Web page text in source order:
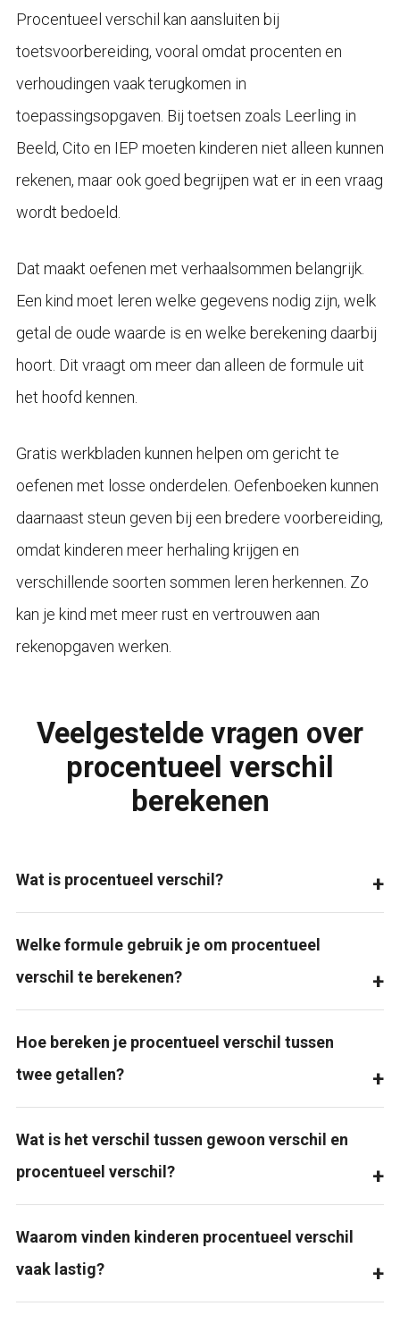
Procentueel verschil kan aansluiten bij
toetsvoorbereiding, vooral omdat procenten en
verhoudingen vaak terugkomen in
toepassingsopgaven. Bij toetsen zoals Leerling in
Beeld, Cito en IEP moeten kinderen niet alleen kunnen
rekenen, maar ook goed begrijpen wat er in een vraag
wordt bedoeld.
Dat maakt oefenen met verhaalsommen belangrijk.
Een kind moet leren welke gegevens nodig zijn, welk
getal de oude waarde is en welke berekening daarbij
hoort. Dit vraagt om meer dan alleen de formule uit
het hoofd kennen.
Gratis werkbladen kunnen helpen om gericht te
oefenen met losse onderdelen. Oefenboeken kunnen
daarnaast steun geven bij een bredere voorbereiding,
omdat kinderen meer herhaling krijgen en
verschillende soorten sommen leren herkennen. Zo
kan je kind met meer rust en vertrouwen aan
rekenopgaven werken.
Veelgestelde vragen over
procentueel verschil
berekenen
Wat is procentueel verschil?
Welke formule gebruik je om procentueel
verschil te berekenen?
Hoe bereken je procentueel verschil tussen
twee getallen?
Wat is het verschil tussen gewoon verschil en
procentueel verschil?
Waarom vinden kinderen procentueel verschil
vaak lastig?